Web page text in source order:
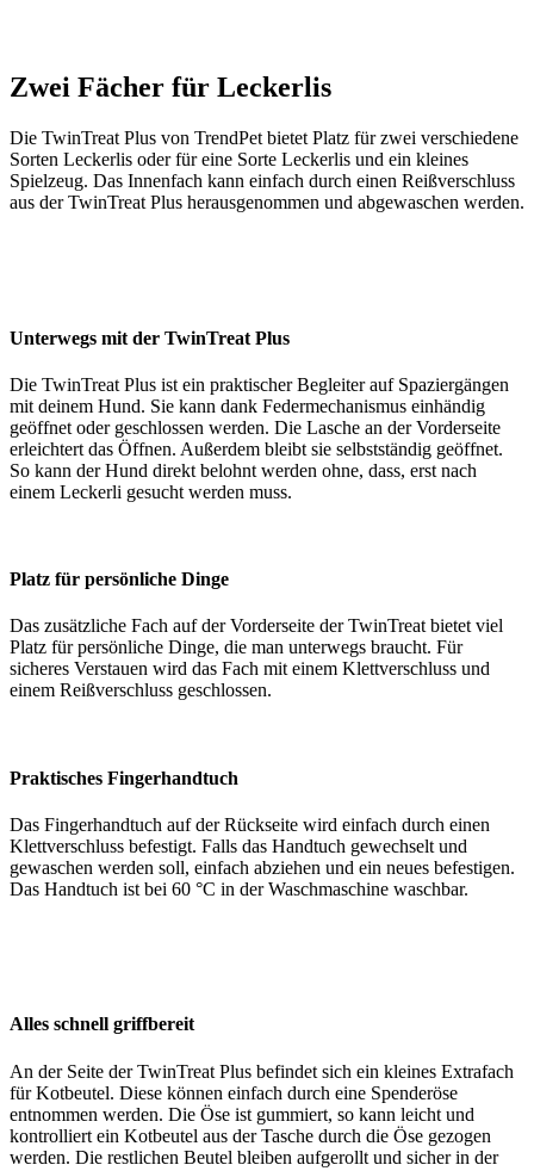
Zwei Fächer für Leckerlis
Die TwinTreat Plus von TrendPet bietet Platz für zwei verschiedene
Sorten Leckerlis oder für eine Sorte Leckerlis und ein kleines
Spielzeug. Das Innenfach kann einfach durch einen Reißverschluss
aus der TwinTreat Plus herausgenommen und abgewaschen werden.
Unterwegs mit der TwinTreat Plus
Die TwinTreat Plus ist ein praktischer Begleiter auf Spaziergängen
mit deinem Hund. Sie kann dank Federmechanismus einhändig
geöffnet oder geschlossen werden. Die Lasche an der Vorderseite
erleichtert das Öffnen. Außerdem bleibt sie selbstständig geöffnet.
So kann der Hund direkt belohnt werden ohne, dass, erst nach
einem Leckerli gesucht werden muss.
Platz für persönliche Dinge
Das zusätzliche Fach auf der Vorderseite der TwinTreat bietet viel
Platz für persönliche Dinge, die man unterwegs braucht. Für
sicheres Verstauen wird das Fach mit einem Klettverschluss und
einem Reißverschluss geschlossen.
Praktisches Fingerhandtuch
Das Fingerhandtuch auf der Rückseite wird einfach durch einen
Klettverschluss befestigt. Falls das Handtuch gewechselt und
gewaschen werden soll, einfach abziehen und ein neues befestigen.
Das Handtuch ist bei 60 °C in der Waschmaschine waschbar.
Alles schnell griffbereit
An der Seite der TwinTreat Plus befindet sich ein kleines Extrafach
für Kotbeutel. Diese können einfach durch eine Spenderöse
entnommen werden. Die Öse ist gummiert, so kann leicht und
kontrolliert ein Kotbeutel aus der Tasche durch die Öse gezogen
werden. Die restlichen Beutel bleiben aufgerollt und sicher in der